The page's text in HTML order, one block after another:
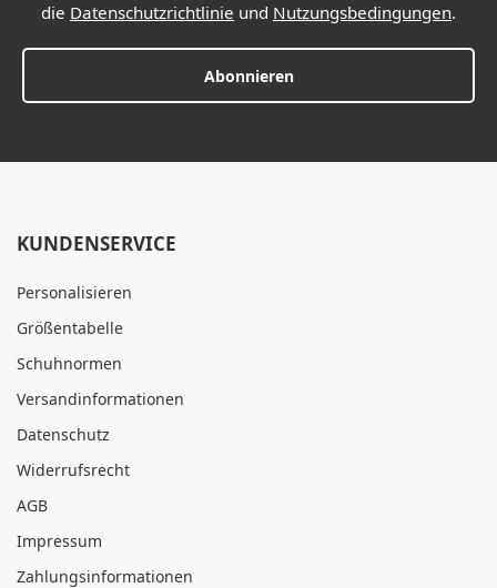
die Datenschutzrichtlinie und Nutzungsbedingungen.
Abonnieren
KUNDENSERVICE
Personalisieren
Größentabelle
Schuhnormen
Versandinformationen
Datenschutz
Widerrufsrecht
AGB
Impressum
Zahlungsinformationen